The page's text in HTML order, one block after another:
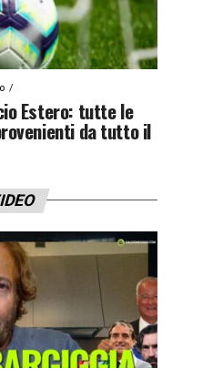
Estero: tutte le
da tutto il